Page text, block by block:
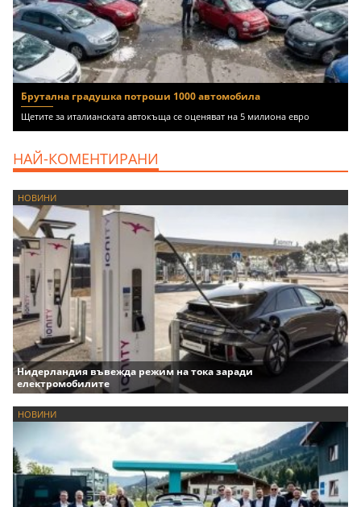
Брутална градушка потроши 1000 автомобила
Щетите за италианската автокъща се оценяват на 5 милиона евро
НАЙ-КОМЕНТИРАНИ
НОВИНИ
Нидерландия въвежда режим на тока заради
електромобилите
НОВИНИ